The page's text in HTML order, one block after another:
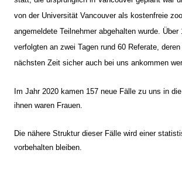
von der Universität Vancouver als kostenfreie
angemeldete Teilnehmer abgehalten wurde. Über
verfolgten an zwei Tagen rund 60 Referate,
nächsten Zeit sicher auch bei uns ankommen
Im Jahr 2020 kamen 157 neue Fälle zu uns in
ihnen waren Frauen.
Die nähere Struktur dieser Fälle wird einer
vorbehalten bleiben.